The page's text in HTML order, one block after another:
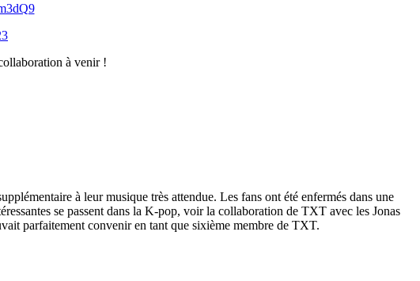
à venir !
à leur musique très attendue. Les fans ont été enfermés dans une
se passent dans la K-pop, voir la collaboration de TXT avec les Jonas
parfaitement convenir en tant que sixième membre de TXT.